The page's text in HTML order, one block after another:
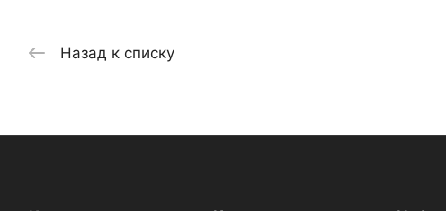
Назад к списку